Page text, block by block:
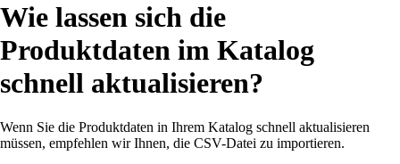
Wie lassen sich die
Produktdaten im Katalog
schnell aktualisieren?
Wenn Sie die Produktdaten in Ihrem Katalog schnell aktualisieren
müssen, empfehlen wir Ihnen, die CSV-Datei zu importieren.